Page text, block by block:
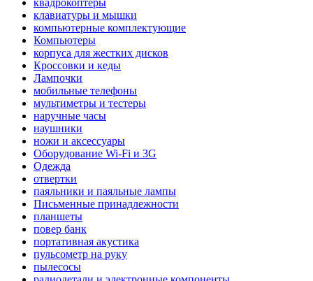
квадрокоптеры
клавиатуры и мышки
компьютерные комплектующие
Компьютеры
корпуса для жестких дисков
Кроссовки и кеды
Лампочки
мобильные телефоны
мультиметры и тестеры
наручные часы
наушники
ножи и аксессуары
Оборудование Wi-Fi и 3G
Одежда
отвертки
паяльники и паяльные лампы
Письменные принадлежности
планшеты
повер банк
портативная акустика
пульсометр на руку
пылесосы